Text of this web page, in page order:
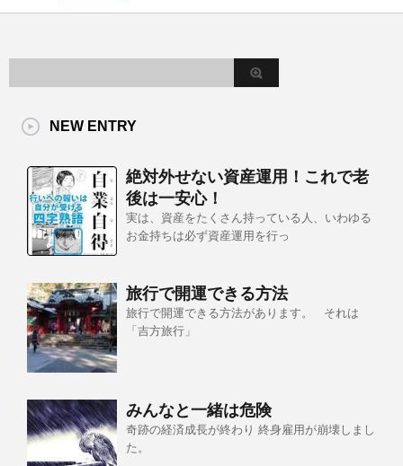
NEW ENTRY
絶対外せない資産運用！これで老
後は一安心！
実は、資産をたくさん持っている人、いわゆる
お金持ちは必ず資産運用を行っ
旅行で開運できる方法
旅行で開運できる方法があります。 それは
「吉方旅行」
みんなと一緒は危険
奇跡の経済成長が終わり 終身雇用が崩壊しまし
た。